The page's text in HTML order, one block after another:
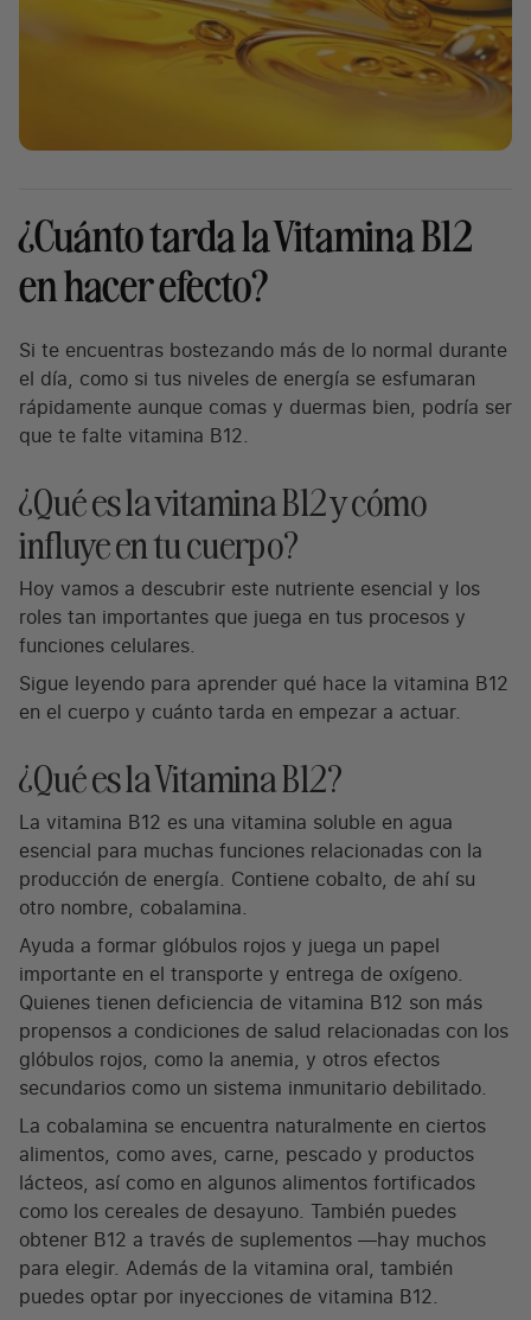
¿Cuánto tarda la Vitamina B12
en hacer efecto?
Si te encuentras bostezando más de lo normal durante
el día, como si tus niveles de energía se esfumaran
rápidamente aunque comas y duermas bien, podría ser
que te falte vitamina B12.
¿Qué es la vitamina B12 y cómo
influye en tu cuerpo?
Hoy vamos a descubrir este nutriente esencial y los
roles tan importantes que juega en tus procesos y
funciones celulares.
Sigue leyendo para aprender qué hace la vitamina B12
en el cuerpo y cuánto tarda en empezar a actuar.
¿Qué es la Vitamina B12?
La vitamina B12 es una vitamina soluble en agua
esencial para muchas funciones relacionadas con la
producción de energía. Contiene cobalto, de ahí su
otro nombre, cobalamina.
Ayuda a formar glóbulos rojos y juega un papel
importante en el transporte y entrega de oxígeno.
Quienes tienen deficiencia de vitamina B12 son más
propensos a condiciones de salud relacionadas con los
glóbulos rojos, como la anemia, y otros efectos
secundarios como un sistema inmunitario debilitado.
La cobalamina se encuentra naturalmente en ciertos
alimentos, como aves, carne, pescado y productos
lácteos, así como en algunos alimentos fortificados
como los cereales de desayuno. También puedes
obtener B12 a través de suplementos —hay muchos
para elegir. Además de la vitamina oral, también
puedes optar por inyecciones de vitamina B12.